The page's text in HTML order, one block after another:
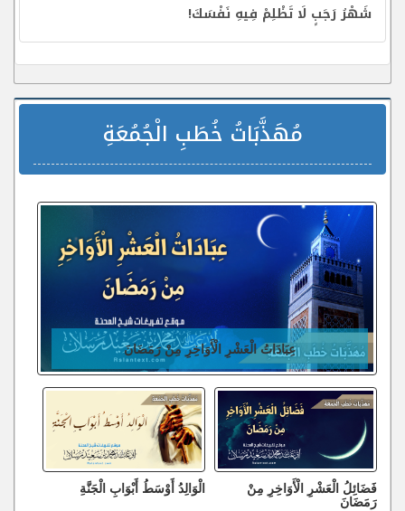
شَهْرُ رَجَبٍ لَا تَظْلِمْ فِيهِ نَفْسَكَ!
مُهَذَّبَاتُ خُطَبِ الْجُمُعَةِ
عِبَادَاتُ الْعَشْرِ الْأَوَاخِرِ مِنْ رَمَضَانَ
فَضَائِلُ الْعَشْرِ الْأَوَاخِرِ مِنْ
رَمَضَانَ
الْوَالِدُ أَوْسَطُ أَبْوَابِ الْجَنَّةِ